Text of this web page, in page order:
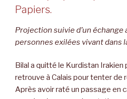
Papiers.
Projection suivie d’un échange
personnes exilées vivant dans
Bilal a quitté le Kurdistan Irakien
retrouve à Calais pour tenter de
Après avoir raté un passage en